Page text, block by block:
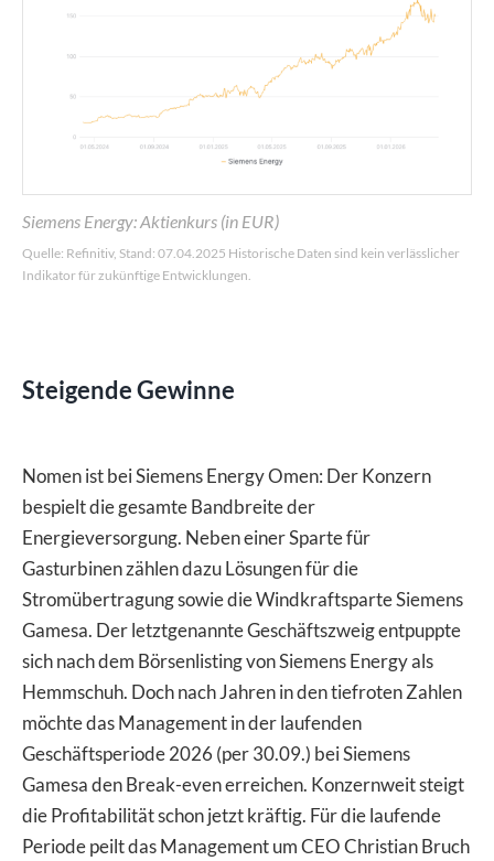
Siemens Energy: Aktienkurs (in EUR)
Quelle: Refinitiv, Stand: 07.04.2025 Historische Daten sind kein verlässlicher
Indikator für zukünftige Entwicklungen.
Steigende Gewinne
Nomen ist bei Siemens Energy Omen: Der Konzern
bespielt die gesamte Bandbreite der
Energieversorgung. Neben einer Sparte für
Gasturbinen zählen dazu Lösungen für die
Stromübertragung sowie die Windkraftsparte Siemens
Gamesa. Der letztgenannte Geschäftszweig entpuppte
sich nach dem Börsenlisting von Siemens Energy als
Hemmschuh. Doch nach Jahren in den tiefroten Zahlen
möchte das Management in der laufenden
Geschäftsperiode 2026 (per 30.09.) bei Siemens
Gamesa den Break-even erreichen. Konzernweit steigt
die Profitabilität schon jetzt kräftig. Für die laufende
Periode peilt das Management um CEO Christian Bruch